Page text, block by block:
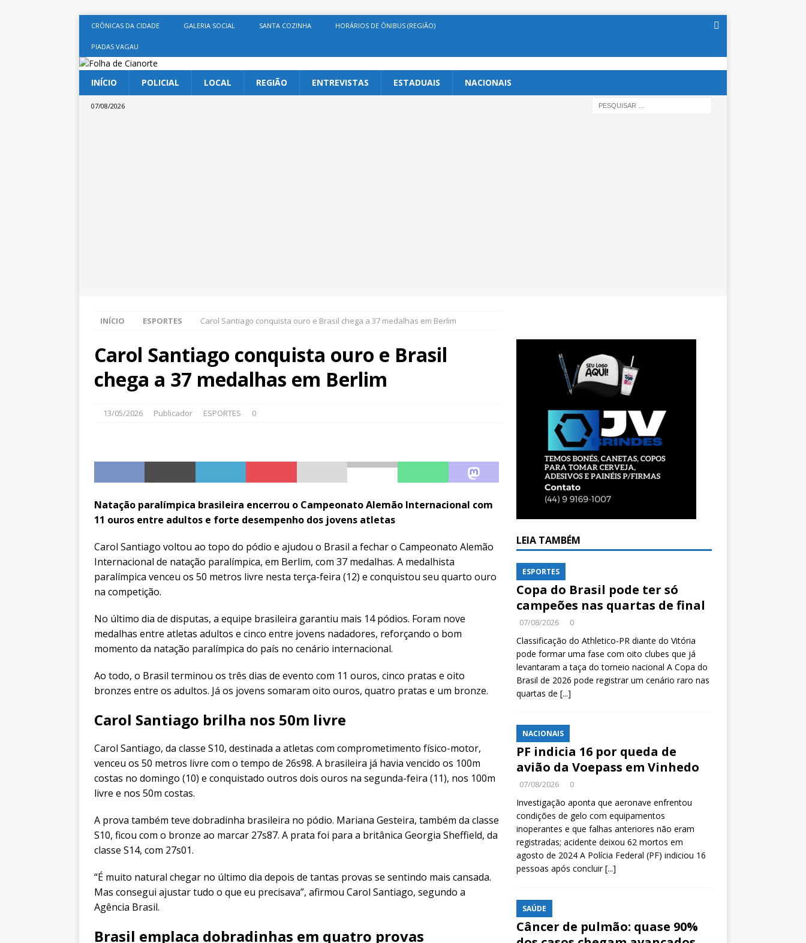
CRÔNICAS DA CIDADE GALERIA SOCIAL SANTA COZINHA HORÁRIOS DE ÔNIBUS (REGIÃO)
PIADAS VAGAU
INÍCIO POLICIAL LOCAL REGIÃO ENTREVISTAS ESTADUAIS NACIONAIS
07/08/2026
INÍCIO ESPORTES Carol Santiago conquista ouro e Brasil chega a 37 medalhas em Berlim
Carol Santiago conquista ouro e Brasil
chega a 37 medalhas em Berlim
13/05/2026 Publicador ESPORTES 0
Natação paralímpica brasileira encerrou o Campeonato Alemão Internacional com
11 ouros entre adultos e forte desempenho dos jovens atletas
Carol Santiago voltou ao topo do pódio e ajudou o Brasil a fechar o Campeonato Alemão
Internacional de natação paralímpica, em Berlim, com 37 medalhas. A medalhista
paralímpica venceu os 50 metros livre nesta terça-feira (12) e conquistou seu quarto ouro
na competição.
No último dia de disputas, a equipe brasileira garantiu mais 14 pódios. Foram nove
medalhas entre atletas adultos e cinco entre jovens nadadores, reforçando o bom
momento da natação paralímpica do país no cenário internacional.
Ao todo, o Brasil terminou os três dias de evento com 11 ouros, cinco pratas e oito
bronzes entre os adultos. Já os jovens somaram oito ouros, quatro pratas e um bronze.
Carol Santiago brilha nos 50m livre
Carol Santiago, da classe S10, destinada a atletas com comprometimento físico-motor,
venceu os 50 metros livre com o tempo de 26s98. A brasileira já havia vencido os 100m
costas no domingo (10) e conquistado outros dois ouros na segunda-feira (11), nos 100m
livre e nos 50m costas.
A prova também teve dobradinha brasileira no pódio. Mariana Gesteira, também da classe
S10, ficou com o bronze ao marcar 27s87. A prata foi para a britânica Georgia Sheffield, da
classe S14, com 27s01.
“É muito natural chegar no último dia depois de tantas provas se sentindo mais cansada.
Mas consegui ajustar tudo o que eu precisava”, afirmou Carol Santiago, segundo a
Agência Brasil.
Brasil emplaca dobradinhas em quatro provas
LEIA TAMBÉM
ESPORTES
Copa do Brasil pode ter só
campeões nas quartas de final
07/08/2026 0
Classificação do Athletico-PR diante do Vitória
pode formar uma fase com oito clubes que já
levantaram a taça do torneio nacional A Copa do
Brasil de 2026 pode registrar um cenário raro nas
quartas de [...]
NACIONAIS
PF indicia 16 por queda de
avião da Voepass em Vinhedo
07/08/2026 0
Investigação aponta que aeronave enfrentou
condições de gelo com equipamentos
inoperantes e que falhas anteriores não eram
registradas; acidente deixou 62 mortos em
agosto de 2024 A Polícia Federal (PF) indiciou 16
pessoas após concluir[...]
SAÚDE
Câncer de pulmão: quase 90%